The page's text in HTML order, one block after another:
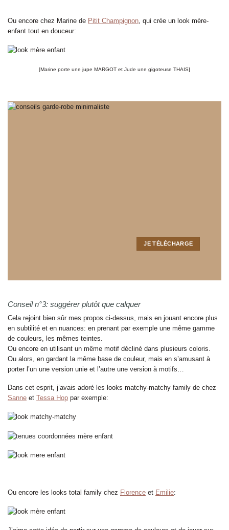
Ou encore chez Marine de Pitit Champignon, qui crée un look mère-
enfant tout en douceur:
[Marine porte une jupe MARGOT et Jude une gigoteuse THAIS]
JE TÉLÉCHARGE
Conseil n°3: suggérer plutôt que calquer
Cela rejoint bien sûr mes propos ci-dessus, mais en jouant encore plus
en subtilité et en nuances: en prenant par exemple une même gamme
de couleurs, les mêmes teintes.
Ou encore en utilisant un même motif décliné dans plusieurs coloris.
Ou alors, en gardant la même base de couleur, mais en s’amusant à
porter l’un une version unie et l’autre une version à motifs…
Dans cet esprit, j’avais adoré les looks matchy-matchy family de chez
Sanne et Tessa Hop par exemple:
Ou encore les looks total family chez Florence et Emilie: